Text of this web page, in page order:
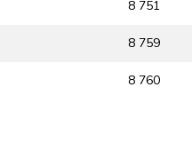
8 751
8 759
8 760